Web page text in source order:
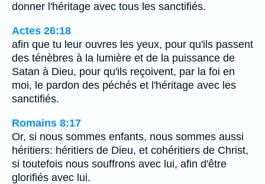
donner l'héritage avec tous les sanctifiés.
Actes 26:18
afin que tu leur ouvres les yeux, pour qu'ils passent
des ténèbres à la lumière et de la puissance de
Satan à Dieu, pour qu'ils reçoivent, par la foi en
moi, le pardon des péchés et l'héritage avec les
sanctifiés.
Romains 8:17
Or, si nous sommes enfants, nous sommes aussi
héritiers: héritiers de Dieu, et cohéritiers de Christ,
si toutefois nous souffrons avec lui, afin d'être
glorifiés avec lui.